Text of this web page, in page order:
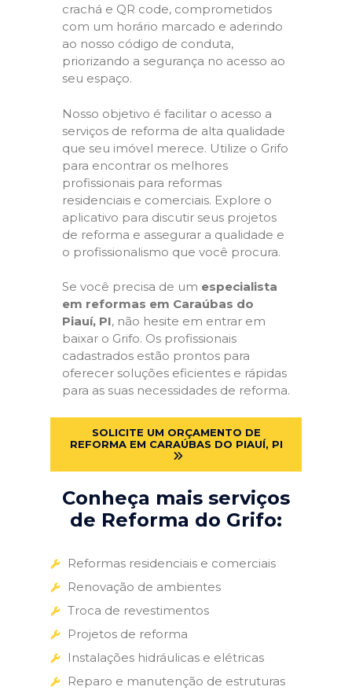
crachá e QR code, comprometidos
com um horário marcado e aderindo
ao nosso código de conduta,
priorizando a segurança no acesso ao
seu espaço.
Nosso objetivo é facilitar o acesso a
serviços de reforma de alta qualidade
que seu imóvel merece. Utilize o Grifo
para encontrar os melhores
profissionais para reformas
residenciais e comerciais. Explore o
aplicativo para discutir seus projetos
de reforma e assegurar a qualidade e
o profissionalismo que você procura.
Se você precisa de um especialista
em reformas em Caraúbas do
Piauí, PI, não hesite em entrar em
baixar o Grifo. Os profissionais
cadastrados estão prontos para
oferecer soluções eficientes e rápidas
para as suas necessidades de reforma.
SOLICITE UM ORÇAMENTO DE
REFORMA EM CARAÚBAS DO PIAUÍ, PI
Conheça mais serviços
de Reforma do Grifo:
Reformas residenciais e comerciais
Renovação de ambientes
Troca de revestimentos
Projetos de reforma
Instalações hidráulicas e elétricas
Reparo e manutenção de estruturas